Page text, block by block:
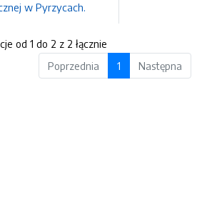
w Pyrzycach.
od 1 do 2 z 2 łącznie
Poprzednia
1 Następna